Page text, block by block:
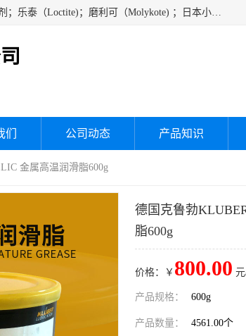
经销美国道康宁（DOW CORNING）硅胶；通用/东芝（GE/Toshiba）3M胶粘剂；乐泰（Loctite)；磨利可（Molykote) ；日本小西（KONISHI）硅胶；施敏打硬,硅胶；信越 产品；关东化成防潮披腹胶 ；三键；索尼；韩国Diabond，等各种电子电机电器进口硅胶产品、硅脂、硅油，经销美国道康宁（DOW CORNING）硅胶等
们 公司动态 产品知识
金属高温润滑脂600g
德国克鲁勃
脂600g
价格：￥ 800.00
产品规格： 600g
产品数量： 4561.00个